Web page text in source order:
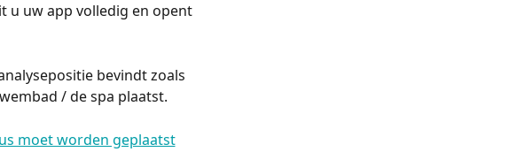
u uw app volledig en opent
bevindt zoals
/ de spa plaatst.